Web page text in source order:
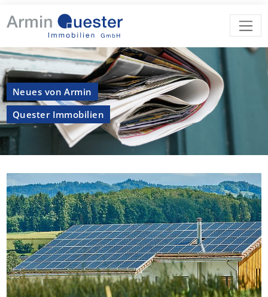
Neues von Armin
Quester Immobilien